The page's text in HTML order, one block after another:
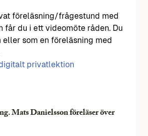
föreläsning/frågestund med
får du i ett videomöte råden. Du
eller som en föreläsning med
privatlektion
Mats Danielsson föreläser över